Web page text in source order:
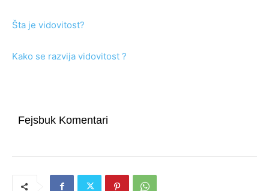
Šta je vidovitost?
Kako se razvija vidovitost ?
Fejsbuk Komentari